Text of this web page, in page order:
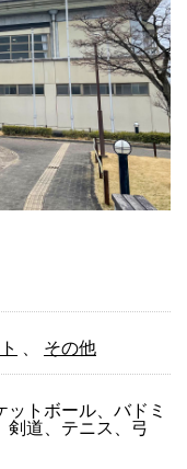
、 その他
トボール、バドミ
剣道、テニス、弓